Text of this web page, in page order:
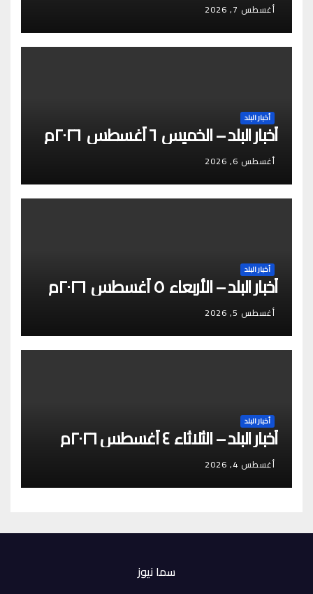
أغسطس 7, 2026
أخبار البلد
أخبار البلد – الخميس ٦ أغسطس ٢٠٢٦م
أغسطس 6, 2026
أخبار البلد
أخبار البلد – الأربعاء ٥ أغسطس ٢٠٢٦م
أغسطس 5, 2026
أخبار البلد
أخبار البلد – الثلاثاء ٤ أغسطس ٢٠٢٦م
أغسطس 4, 2026
سما نيوز